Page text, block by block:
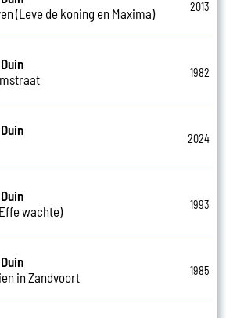
(Leve de koning en Maxima)
2013
1982
2024
wachte)
1993
in Zandvoort
1985